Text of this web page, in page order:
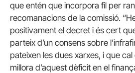
que entén que incorpora fil per
recomanacions de la comissió.
positivament el decret i és cert
parteix d’un consens sobre
pateixen les dues xarxes, i que
millora d’aquest dèficit en el